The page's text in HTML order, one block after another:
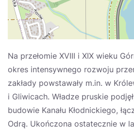
Na przełomie XVIII i XIX wieku
okres intensywnego rozwoju
zakłady powstawały m.in. w
i Gliwicach. Władze pruskie
budowie Kanału Kłodnickiego,
Odrą. Ukończona ostatecznie w